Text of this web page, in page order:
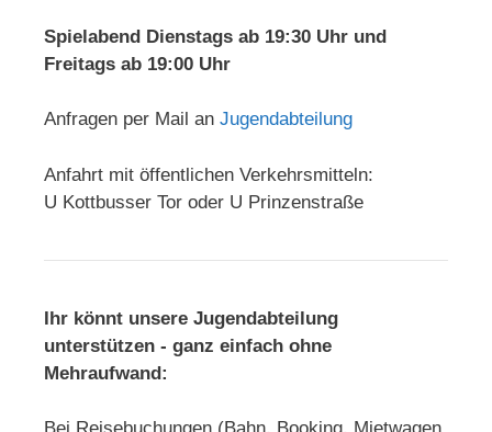
Spielabend Dienstags ab 19:30 Uhr und
Freitags ab 19:00 Uhr
Anfragen per Mail an Jugendabteilung
Anfahrt mit öffentlichen Verkehrsmitteln:
U Kottbusser Tor oder U Prinzenstraße
Ihr könnt unsere Jugendabteilung
unterstützen - ganz einfach ohne
Mehraufwand: